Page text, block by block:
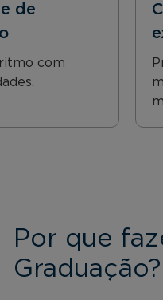
de
com
Por que
Graduação?